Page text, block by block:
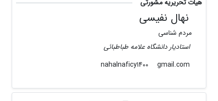
هیات تحریریه مشورتی
نهال نفیسی
مردم شناسی
استادیار دانشگاه علامه طباطبائی
gmail.com